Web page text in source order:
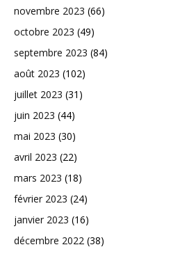
novembre 2023 (66)
octobre 2023 (49)
septembre 2023 (84)
août 2023 (102)
juillet 2023 (31)
juin 2023 (44)
mai 2023 (30)
avril 2023 (22)
mars 2023 (18)
février 2023 (24)
janvier 2023 (16)
décembre 2022 (38)